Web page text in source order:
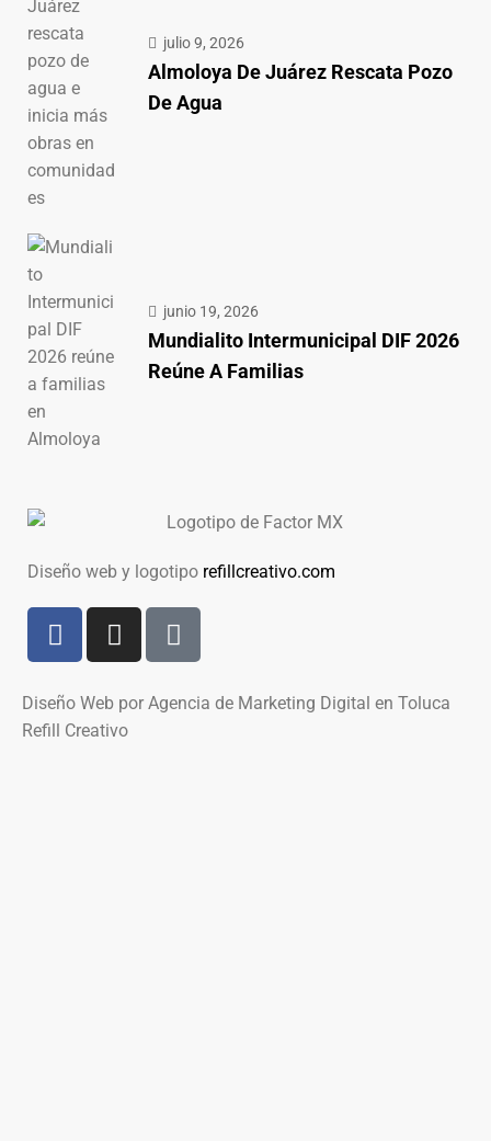
julio 9, 2026
Almoloya De Juárez Rescata Pozo
De Agua
junio 19, 2026
Mundialito Intermunicipal DIF 2026
Reúne A Familias
Diseño web y logotipo refillcreativo.com
Diseño Web por Agencia de Marketing Digital en Toluca
Refill Creativo